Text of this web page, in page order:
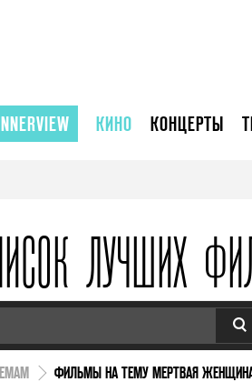
КИНО КОНЦЕРТЫ
ЛУЧШИХ
ФИЛЬМЫ НА ТЕМУ МЕРТВАЯ